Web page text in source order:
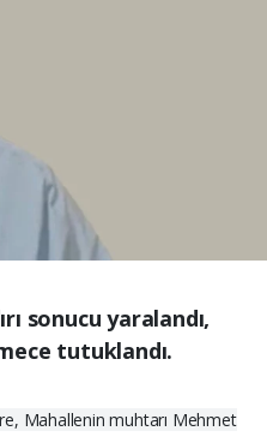
sonucu yaralandı,
tutuklandı.
Mahallenin muhtarı Mehmet